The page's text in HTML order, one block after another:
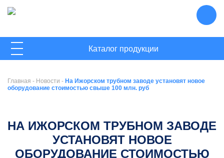
ГЛАВНАЯ
НОВОСТИ
Каталог продукции
Главная - Новости - На Ижорском трубном заводе установят новое
оборудование стоимостью свыше 100 млн. руб
НА ИЖОРСКОМ ТРУБНОМ ЗАВОДЕ
УСТАНОВЯТ НОВОЕ
ОБОРУДОВАНИЕ СТОИМОСТЬЮ